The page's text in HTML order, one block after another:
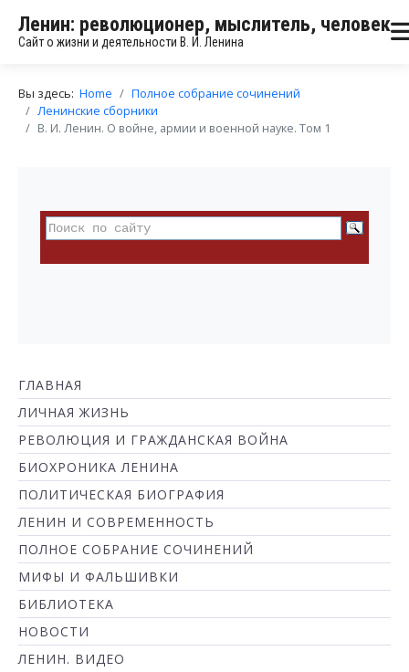
Ленин: революционер, мыслитель, человек
Сайт о жизни и деятельности В. И. Ленина
Вы здесь: Home
Полное собрание сочинений
Ленинские сборники
В. И. Ленин. О войне, армии и военной науке. Том 1
ГЛАВНАЯ
ЛИЧНАЯ ЖИЗНЬ
РЕВОЛЮЦИЯ И ГРАЖДАНСКАЯ ВОЙНА
БИОХРОНИКА ЛЕНИНА
ПОЛИТИЧЕСКАЯ БИОГРАФИЯ
ЛЕНИН И СОВРЕМЕННОСТЬ
ПОЛНОЕ СОБРАНИЕ СОЧИНЕНИЙ
МИФЫ И ФАЛЬШИВКИ
БИБЛИОТЕКА
НОВОСТИ
ЛЕНИН. ВИДЕО